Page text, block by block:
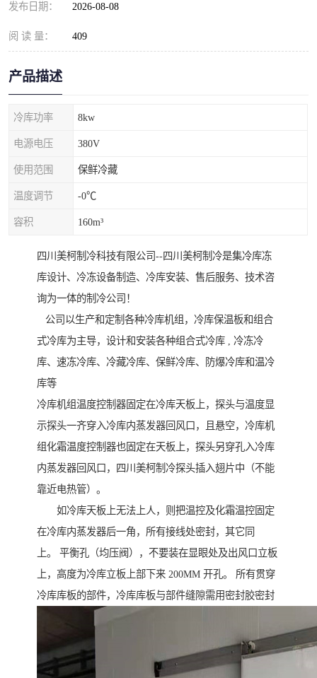
发布日期： 2026-08-08
阅 读 量： 409
产品描述
冷库功率 8kw
电源电压 380V
使用范围 保鲜冷藏
温度调节 -0℃
容积 160m³
四川美柯制冷科技有限公司--四川美柯制冷是集冷库冻
库设计、冷冻设备制造、冷库安装、售后服务、技术咨
询为一体的制冷公司！
公司以生产和定制各种冷库机组，冷库保温板和组合
式冷库为主导，设计和安装各种组合式冷库 , 冷冻冷
库、速冻冷库、冷藏冷库、保鲜冷库、防爆冷库和温冷
库等
冷库机组温度控制器固定在冷库天板上，探头与温度显
示探头一齐穿入冷库内蒸发器回风口，且悬空，冷库机
组化霜温度控制器也固定在天板上，探头另穿孔入冷库
内蒸发器回风口，四川美柯制冷探头插入翅片中（不能
靠近电热管）。
如冷库天板上无法上人，则把温控及化霜温控固定
在冷库内蒸发器后一角，所有接线处密封，其它同
上。 平衡孔（均压阀），不要装在显眼处及出风口立板
上，高度为冷库立板上部下来 200MM 开孔。 所有贯穿
冷库库板的部件，冷库库板与部件缝隙需用密封胶密封